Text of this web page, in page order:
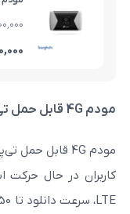
۱۰%
تومان